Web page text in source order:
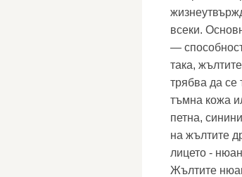
всеки.
—
така,
трябва да се
тъмна кожа
петна,
на жълтите
лицето -
Жълтите